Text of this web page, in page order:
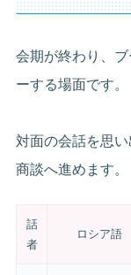
会期が終わり、
ーする場面です。
対面の会話を思
商談へ進めます。
話
者
ロシア語